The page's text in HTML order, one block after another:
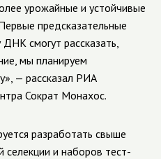
урожайные и устойчивые
предсказательные
смогут рассказать,
мы планируем
— рассказал РИА
Сократ Монахос.
разработать свыше
селекции и наборов тест-